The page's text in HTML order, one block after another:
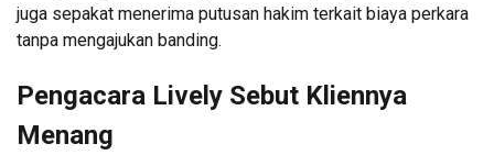
juga sepakat menerima putusan hakim terkait biaya perkara
tanpa mengajukan banding.
Pengacara Lively Sebut Kliennya
Menang